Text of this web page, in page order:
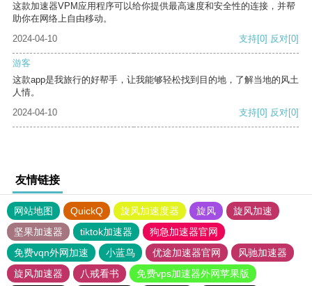
这款加速器VPM应用程序可以给你提供最高速度和安全性的连接，并帮
助你在网络上自由移动。
2024-04-10
支持[0] 反对[0]
游客
这款app是我旅行的好帮手，让我能够轻松找到目的地，了解当地的风土
人情。
2024-04-10
支持[0] 反对[0]
友情链接
网站地图 QuickQ 旋风加速度器 旋风
旋风加速
坚果加速器
tiktok加速器
狗急加速器官网
免费vqn外网加速
小蓝鸟 优途加速器官网
风驰加速器
旋风加速器
八戒看书
免费vps加速器外网苹果版